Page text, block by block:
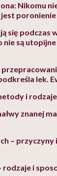
Nikomu
poronienie
się podczas
nie są
lek.
i
znanej
– przyczyny
rodzaje i